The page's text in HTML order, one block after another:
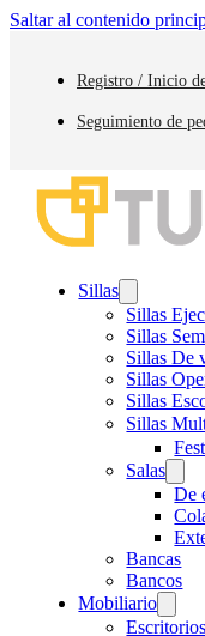
Saltar al contenido
Registro / Inicio
Seguimiento de
Sillas
Sillas
Sillas
Sillas De
Sillas
Sillas
Sillas
Salas
De
Bancas
Bancos
Mobiliario
Escritorios